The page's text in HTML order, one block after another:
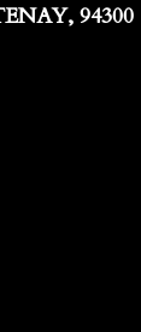
94300